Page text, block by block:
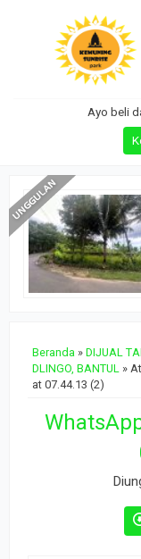
Ayo beli
Beranda » DIJUAL
DLINGO, BANTUL »
at 07.44.13 (2)